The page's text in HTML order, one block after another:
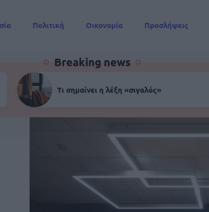
Πολιτική Οικονομία Προσλήψεις
Breaking news
Τι σημαίνει η λέξη «σιγαλός»